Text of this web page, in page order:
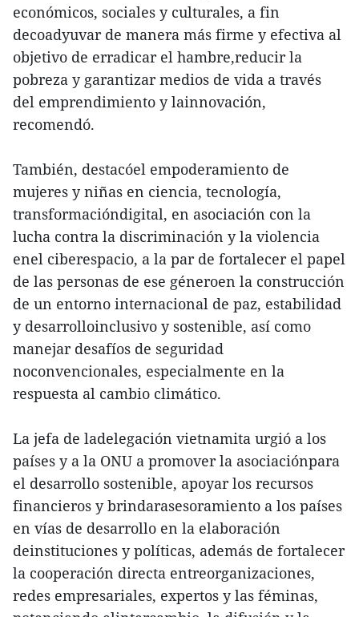
económicos, sociales y culturales, a fin
decoadyuvar de manera más firme y efectiva al
objetivo de erradicar el hambre,reducir la
pobreza y garantizar medios de vida a través
del emprendimiento y lainnovación,
recomendó.
También, destacóel empoderamiento de
mujeres y niñas en ciencia, tecnología,
transformacióndigital, en asociación con la
lucha contra la discriminación y la violencia
enel ciberespacio, a la par de fortalecer el papel
de las personas de ese géneroen la construcción
de un entorno internacional de paz, estabilidad
y desarrolloinclusivo y sostenible, así como
manejar desafíos de seguridad
noconvencionales, especialmente en la
respuesta al cambio climático.
La jefa de ladelegación vietnamita urgió a los
países y a la ONU a promover la asociaciónpara
el desarrollo sostenible, apoyar los recursos
financieros y brindarasesoramiento a los países
en vías de desarrollo en la elaboración
deinstituciones y políticas, además de fortalecer
la cooperación directa entreorganizaciones,
redes empresariales, expertos y las féminas,